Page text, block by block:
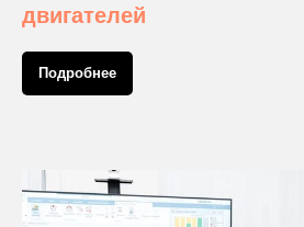
двигателей
Подробнее